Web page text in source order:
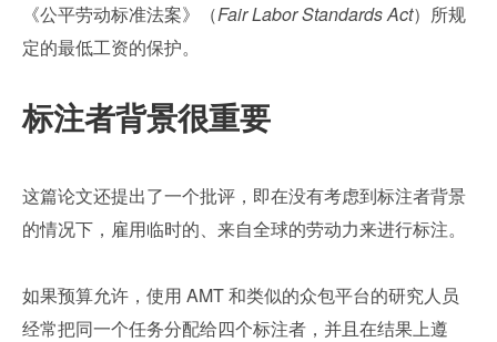
《公平劳动标准法案》（Fair Labor Standards Act）所规
定的最低工资的保护。
标注者背景很重要
这篇论文还提出了一个批评，即在没有考虑到标注者背景
的情况下，雇用临时的、来自全球的劳动力来进行标注。
如果预算允许，使用 AMT 和类似的众包平台的研究人员
经常把同一个任务分配给四个标注者，并且在结果上遵